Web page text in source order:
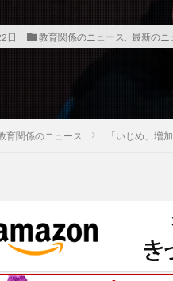
日 教育関係のニュース 最新のニ
育関係のニュース 「いじめ」